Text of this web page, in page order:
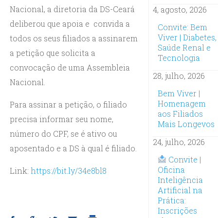
Nacional, a diretoria da DS-Ceará
deliberou que apoia e convida a
todos os seus filiados a assinarem
a petição que solicita a
convocação de uma Assembleia
Nacional.
Para assinar a petição, o filiado
precisa informar seu nome,
número do CPF, se é ativo ou
aposentado e a DS à qual é filiado.
Link: https://bit.ly/34e8bl8
4, agosto, 2026
Convite: Bem
Viver | Diabetes,
Saúde Renal e
Tecnologia
28, julho, 2026
Bem Viver |
Homenagem
aos Filiados
Mais Longevos
24, julho, 2026
Convite |
Oficina
Inteligência
Artificial na
Prática:
Inscrições